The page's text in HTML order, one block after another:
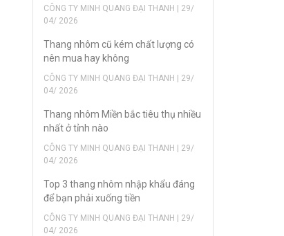
CÔNG TY MINH QUANG ĐẠI THANH | 29/
04/ 2026
Thang nhôm cũ kém chất lượng có
nên mua hay không
CÔNG TY MINH QUANG ĐẠI THANH | 29/
04/ 2026
Thang nhôm Miền bắc tiêu thụ nhiều
nhất ở tỉnh nào
CÔNG TY MINH QUANG ĐẠI THANH | 29/
04/ 2026
Top 3 thang nhôm nhập khẩu đáng
để bạn phải xuống tiền
CÔNG TY MINH QUANG ĐẠI THANH | 29/
04/ 2026